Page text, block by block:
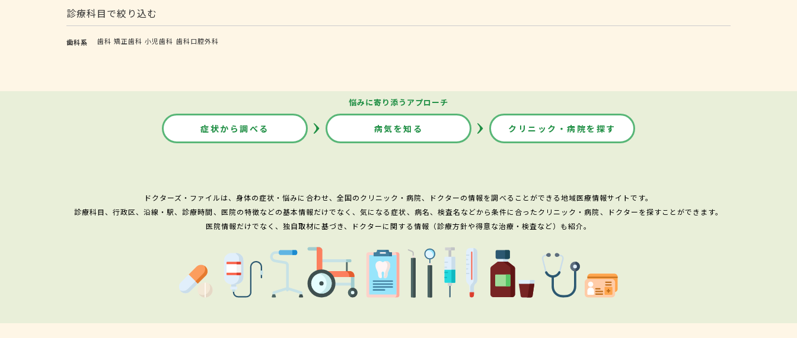
診療科目で絞り込む
歯科系 歯科 矯正歯科 小児歯科 歯科口腔外科
悩みに寄り添うアプローチ
症状から調べる 病気を知る クリニック・病院を探す
ドクターズ・ファイルは、身体の症状・悩みに合わせ、全国のクリニック・病院、ドクターの情報を調べることができる地域医療情報サイトです。
診療科目、行政区、沿線・駅、診療時間、医院の特徴などの基本情報だけでなく、気になる症状、病名、検査名などから条件に合ったクリニック・病院、ドクターを探すことができます。
医院情報だけでなく、独自取材に基づき、ドクターに関する情報（診療方針や得意な治療・検査など）も紹介。